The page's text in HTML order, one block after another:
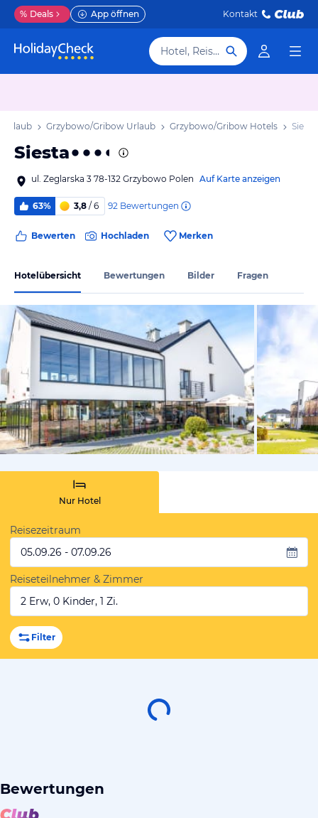
% Deals App öffnen Kontakt
Hotel, Reiseziel
Urlaub Grzybowo/Gribow Urlaub Grzybowo/Gribow Hotels Siesta
Siesta
ul. Zeglarska 3 78-132 Grzybowo Polen Auf Karte anzeigen
63% 3,8 / 6 92 Bewertungen
Bewerten Hochladen Merken
Hotelübersicht Bewertungen Bilder Fragen
vom
Nur Hotel
Reisezeitraum
05.09.26 - 07.09.26
Reiseteilnehmer & Zimmer
2 Erw, 0 Kinder, 1 Zi.
Filter
Bewertungen